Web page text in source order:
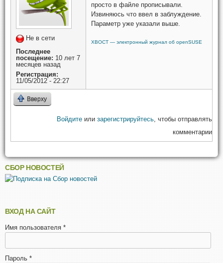
Не в сети
Последнее
посещение: 10 лет 7
месяцев назад
Регистрация:
11/05/2012 - 22:27
просто в файле прописывали.
Извиняюсь что ввел в заблуждение.
Параметр уже указали выше.
ХВОСТ — электронный журнал об openSUSE
Вверху
Войдите или зарегистрируйтесь, чтобы отправлять
комментарии
СБОР НОВОСТЕЙ
ВХОД НА САЙТ
Имя пользователя *
Пароль *